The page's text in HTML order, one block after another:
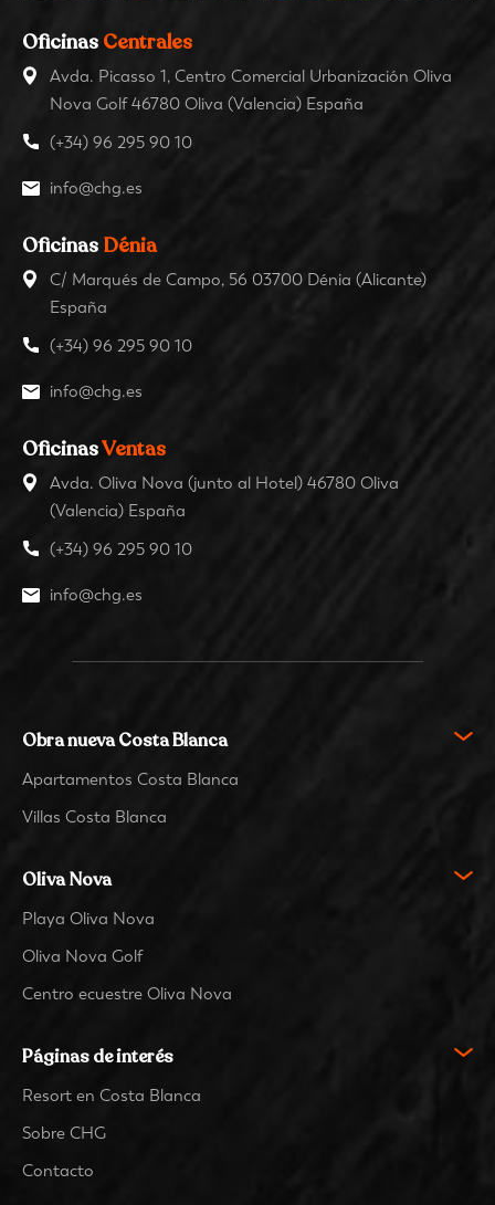
Oficinas Centrales
Avda. Picasso 1, Centro Comercial Urbanización Oliva
Nova Golf 46780 Oliva (Valencia) España
(+34) 96 295 90 10
info@chg.es
Oficinas Dénia
C/ Marqués de Campo, 56 03700 Dénia (Alicante)
España
(+34) 96 295 90 10
info@chg.es
OficinasVentas
Avda. Oliva Nova (junto al Hotel) 46780 Oliva
(Valencia) España
(+34) 96 295 90 10
info@chg.es
Obra nueva Costa Blanca
Apartamentos Costa Blanca
Villas Costa Blanca
Oliva Nova
Playa Oliva Nova
Oliva Nova Golf
Centro ecuestre Oliva Nova
Páginas de interés
Resort en Costa Blanca
Sobre CHG
Contacto